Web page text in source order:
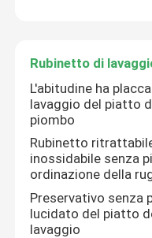
Chi siamo
Giro della fabbrica
Controllo di qualità
Contattaci
Rubinetto di
L'abitudine ha
lavaggio del piatto
piombo
Rubinetto
inossidabile senza
ordinazione della
Preservativo senza
lucidato del piatto
lavaggio